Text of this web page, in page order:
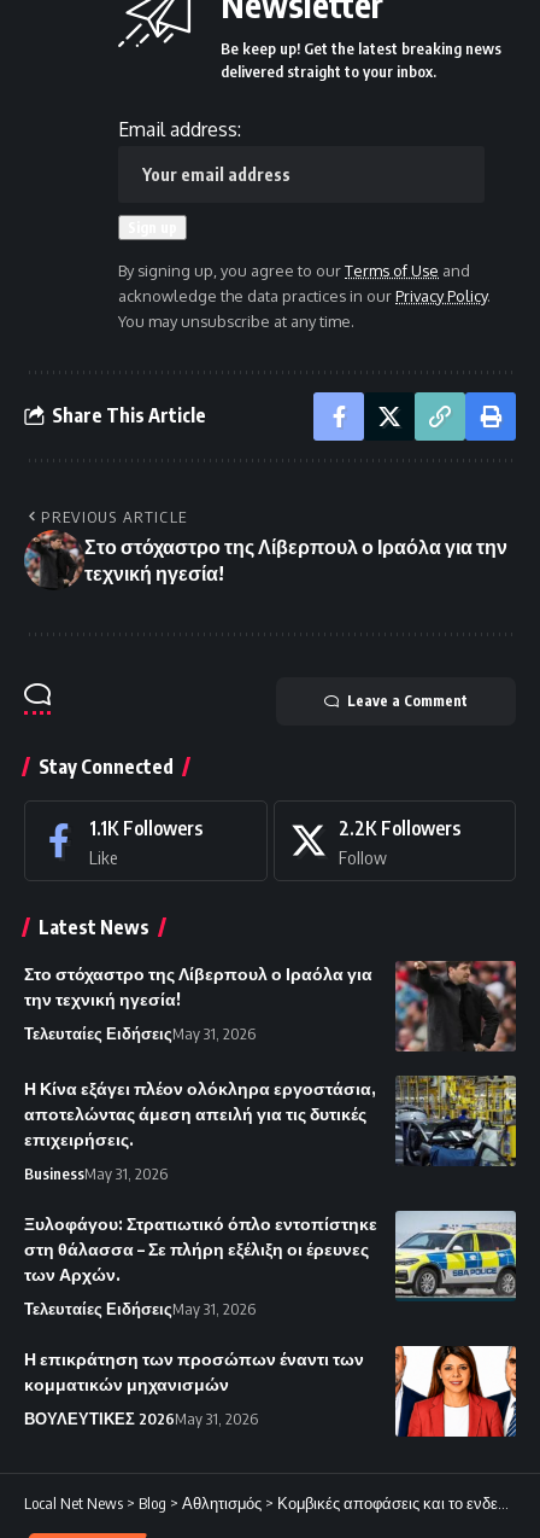
Be keep up! Get the latest breaking news
delivered straight to your inbox.
Email address:
By signing up, you agree to ourTerms of Use and
acknowledge the data practices in ourPrivacy Policy.
You may unsubscribe at any time.
Share This Article
PREVIOUS ARTICLE
Στο στόχαστρο της Λίβερπουλ ο Ιραόλα για την
τεχνική ηγεσία!
Leave a Comment
Stay Connected
1.1K Followers
Like
2.2K Followers
Follow
Latest News
Στο στόχαστρο της Λίβερπουλ ο Ιραόλα για
την τεχνική ηγεσία!
Τελευταίες ΕιδήσειςMay 31, 2026
Η Κίνα εξάγει πλέον ολόκληρα εργοστάσια,
αποτελώντας άμεση απειλή για τις δυτικές
επιχειρήσεις.
BusinessMay 31, 2026
Ξυλοφάγου: Στρατιωτικό όπλο εντοπίστηκε
στη θάλασσα – Σε πλήρη εξέλιξη οι έρευνες
των Αρχών.
Τελευταίες ΕιδήσειςMay 31, 2026
Η επικράτηση των προσώπων έναντι των
κομματικών μηχανισμών
ΒΟΥΛΕΥΤΙΚΕΣ 2026May 31, 2026
Local Net News > Blog > Αθλητισμός > Κομβικές αποφάσεις και το ενδεχόμενο νέου συνδυασμού